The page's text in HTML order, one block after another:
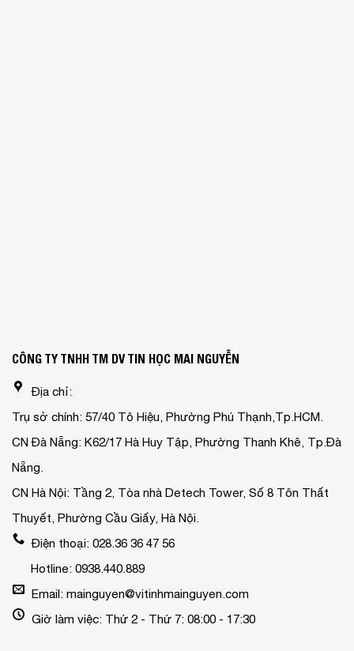
CÔNG TY TNHH TM DV TIN HỌC MAI NGUYỄN
Địa chỉ:
Trụ sở chính: 57/40 Tô Hiệu, Phường Phú Thạnh,Tp.HCM.
CN Đà Nẵng: K62/17 Hà Huy Tập, Phường Thanh Khê, Tp.Đà
Nẵng.
CN Hà Nội: Tầng 2, Tòa nhà Detech Tower, Số 8 Tôn Thất
Thuyết, Phường Cầu Giấy, Hà Nội.
Điện thoại: 028.36 36 47 56
Hotline: 0938.440.889
Email: mainguyen@vitinhmainguyen.com
Giờ làm việc: Thứ 2 - Thứ 7: 08:00 - 17:30